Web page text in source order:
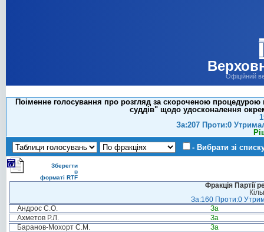
Офіційний
Поіменне голосування про розгляд за скороченою процедурою
суддів" щодо удосконалення
За:207 Проти:0
- Вибрати зі
Зберегти
в
форматі RTF
Фракція Партії
За:160 Проти:0
Андрос С.О.
За
Ахметов Р.Л.
За
Баранов-Мохорт С.М.
За